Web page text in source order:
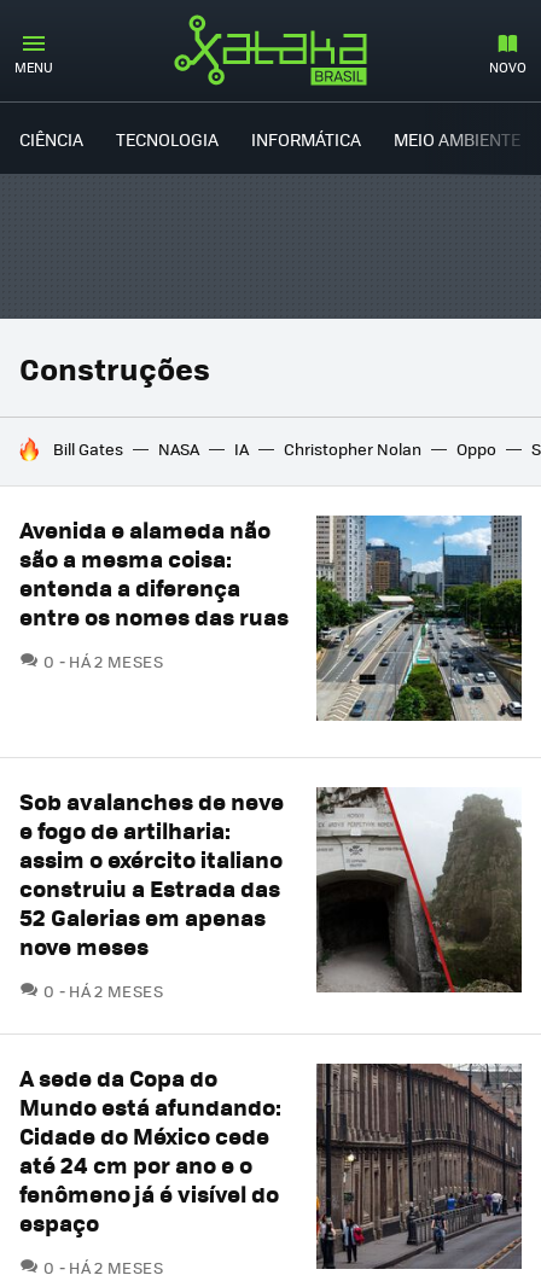
MENU NOVO
CIÊNCIA TECNOLOGIA INFORMÁTICA MEIO AMBIENTE
Construções
TENDÊNCIAS DO DIA
Bill Gates NASA IA Christopher Nolan Oppo
Avenida e alameda não
são a mesma coisa:
entenda a diferença
entre os nomes das ruas
0 COMENTÁRIOS
HÁ 2 MESES
Sob avalanches de neve
e fogo de artilharia:
assim o exército italiano
construiu a Estrada das
52 Galerias em apenas
nove meses
0 COMENTÁRIOS
HÁ 2 MESES
A sede da Copa do
Mundo está afundando:
Cidade do México cede
até 24 cm por ano e o
fenômeno já é visível do
espaço
0 COMENTÁRIOS
HÁ 2 MESES